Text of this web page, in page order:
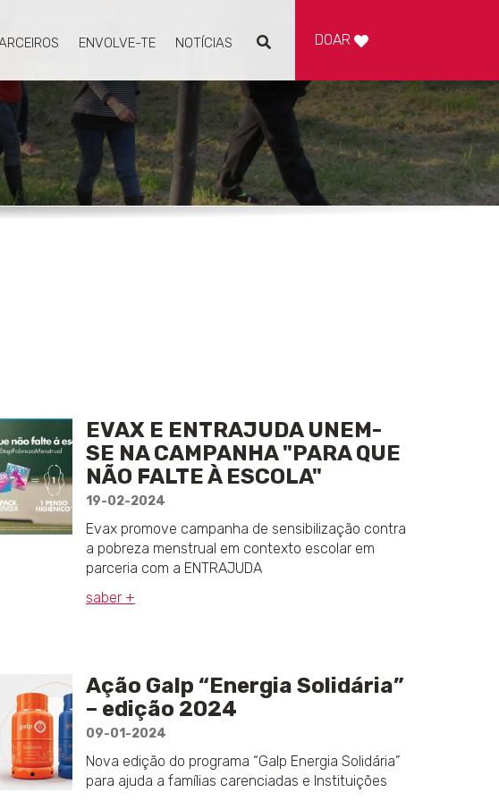
ENVOLVE-TE NOTÍCIAS DOAR
EVAX E ENTRAJUDA UNEM-
SE NA CAMPANHA "PARA QUE
NÃO FALTE À ESCOLA"
19-02-2024
Evax promove campanha de sensibilização contra
a pobreza menstrual em contexto escolar em
parceria com a ENTRAJUDA
saber +
Ação Galp “Energia Solidária”
– edição 2024
09-01-2024
Nova edição do programa “Galp Energia Solidária”
para ajuda a famílias carenciadas e Instituições